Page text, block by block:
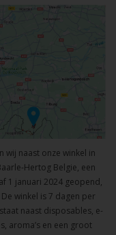
wij naast onze winkel in
Hertog Belgie, een
1 januari 2024 geopend,
De winkel is 7 dagen per
naast disposables, e-
aroma’s en een groot